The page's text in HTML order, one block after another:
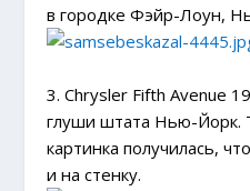
в городке Фэйр-Лоун,
3. Chrysler Fifth Avenue
глуши штата Нью-Йорк.
картинка получилась,
и на стенку.